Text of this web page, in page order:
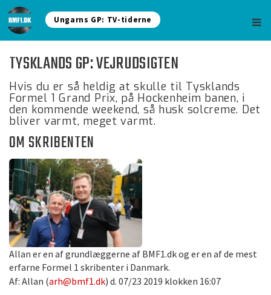
Ungarns GP: TV-tiderne
TYSKLANDS GP: VEJRUDSIGTEN
Hvis du er så heldig at skulle til Tysklands
Formel 1 Grand Prix, på Hockenheim banen, i
den kommende weekend, så husk solcreme. Det
bliver varmt, meget varmt.
OM SKRIBENTEN
Allan er en af grundlæggerne af BMF1.dk og er en af de mest
erfarne Formel 1 skribenter i Danmark.
Af: Allan (arh@bmf1.dk) d. 07/23 2019 klokken 16:07